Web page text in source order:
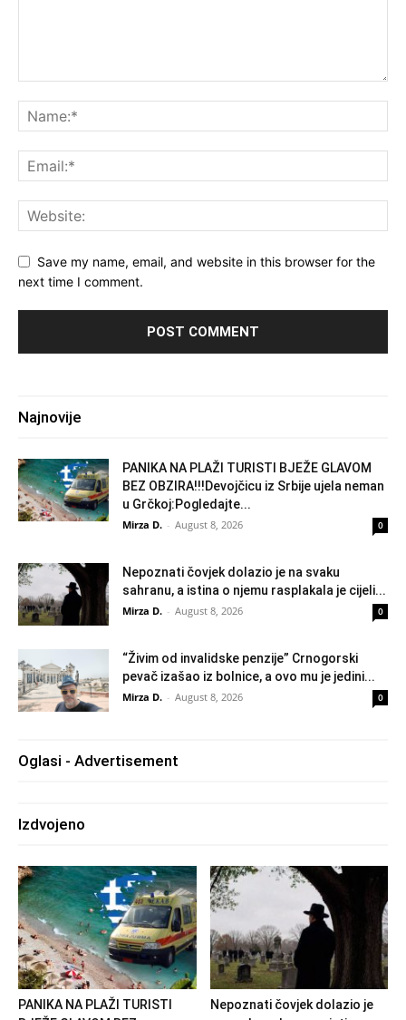
Save my name, email, and website in this browser for the
next time I comment.
Najnovije
PANIKA NA PLAŽI TURISTI BJEŽE GLAVOM
BEZ OBZIRA!!!Devojčicu iz Srbije ujela neman
u Grčkoj:Pogledajte...
Mirza D. - August 8, 2026 0
Nepoznati čovjek dolazio je na svaku
sahranu, a istina o njemu rasplakala je cijeli...
Mirza D. - August 8, 2026 0
“Živim od invalidske penzije” Crnogorski
pevač izašao iz bolnice, a ovo mu je jedini...
Mirza D. - August 8, 2026 0
Oglasi - Advertisement
Izdvojeno
PANIKA NA PLAŽI TURISTI
Nepoznati čovjek dolazio je